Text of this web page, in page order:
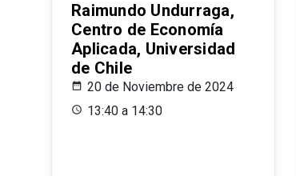
Raimundo Undurraga,
Centro de Economía
Aplicada, Universidad
de Chile
20 de Noviembre de 2024
13:40 a 14:30